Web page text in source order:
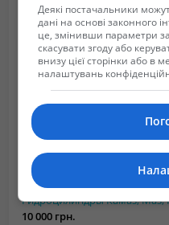
10 000 грн.
Деякі постачальники
дані на основі законного
це, змінивши параметри
скасувати згоду або
внизу цієї сторінки або в
налаштувань